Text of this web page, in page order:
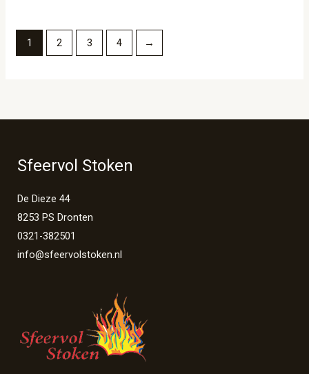
1 2 3 4 →
Sfeervol Stoken
De Dieze 44
8253 PS Dronten
0321-382501
info@sfeervolstoken.nl